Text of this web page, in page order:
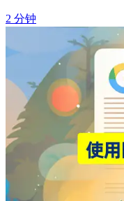
2 分钟